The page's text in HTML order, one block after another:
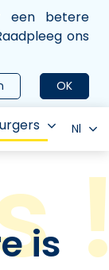
een betere
ons
OK
Nl
is